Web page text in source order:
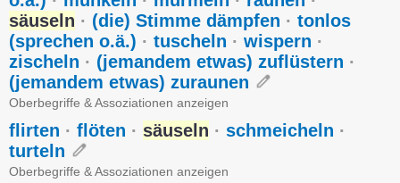
säuseln · (die) Stimme dämpfen · tonlos
(sprechen o.ä.) · tuscheln · wispern ·
zischeln · (jemandem etwas) zuflüstern ·
(jemandem etwas) zuraunen
Oberbegriffe & Assoziationen anzeigen
flirten · flöten · säuseln · schmeicheln ·
turteln
Oberbegriffe & Assoziationen anzeigen